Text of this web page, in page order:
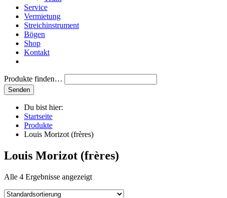
Service
Vermietung
Streichinstrument
Bögen
Shop
Kontakt
Produkte finden…
Du bist hier:
Startseite
Produkte
Louis Morizot (frères)
Louis Morizot (frères)
Alle 4 Ergebnisse angezeigt